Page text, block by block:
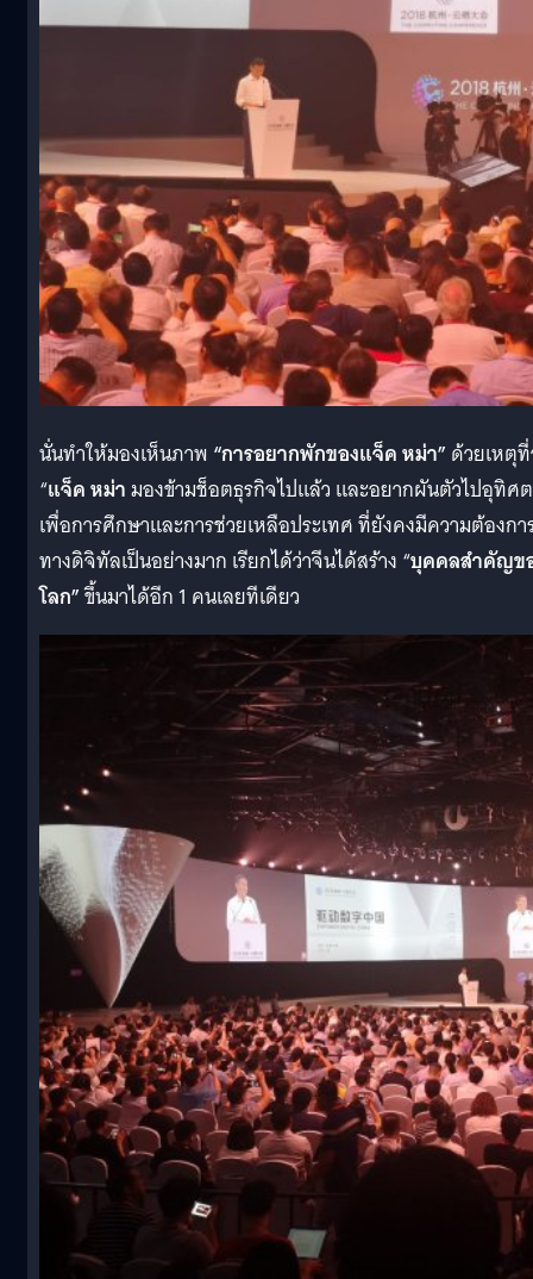
นั่นทำให้มองเห็นภาพ “การอยากพักของแจ็ค หม่า” ด้วยเหตุ
“แจ็ค หม่ามองข้ามช็อตธุรกิจไปแล้ว และอยากผันตัวไปอุทิศ
เพื่อการศึกษาและการช่วยเหลือประเทศ ที่ยังคงมีความต้องกา
ทางดิจิทัลเป็นอย่างมาก เรียกได้ว่าจีนได้สร้าง “บุคคลสำคัญข
โลก”ขึ้นมาได้อีก 1 คนเลยทีเดียว